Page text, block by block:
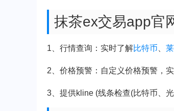
抹茶ex交易app官
1、行情查询：实时了解比特币
2、价格预警：自定义价格预警，
3、提供kline (线条检查(比特币、